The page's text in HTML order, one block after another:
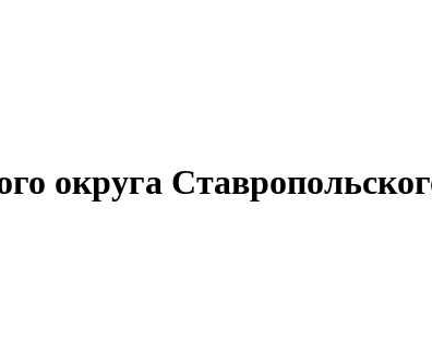
округа